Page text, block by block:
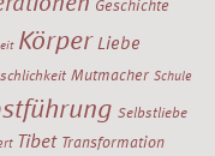
Geschichte
KörperLiebe
Mutmacher Schule
Selbstliebe
Tibet Transformation